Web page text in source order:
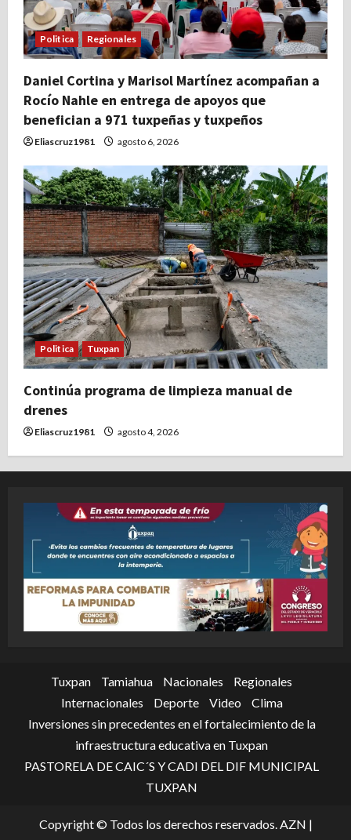
Politica Regionales
Daniel Cortina y Marisol Martínez acompañan a
Rocío Nahle en entrega de apoyos que
benefician a 971 tuxpeñas y tuxpeños
Eliascruz1981 agosto 6, 2026
Politica Tuxpan
Continúa programa de limpieza manual de
drenes
Eliascruz1981 agosto 4, 2026
Tuxpan Tamiahua Nacionales
Regionales
Internacionales
Deporte Video
Clima
Inversiones sin precedentes en el fortalecimiento de la
infraestructura educativa en Tuxpan
PASTORELA DE CAIC´S Y CADI DEL DIF MUNICIPAL
TUXPAN
Copyright © Todos los derechos reservados. AZN |